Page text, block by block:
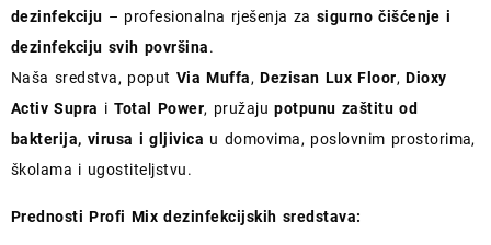
dezinfekciju – profesionalna rješenja za sigurno čišćenje i
dezinfekciju svih površina.
Naša sredstva, poput Via Muffa,Dezisan Lux Floor,Dioxy
Activ Supra i Total Power, pružajupotpunu zaštitu od
bakterija, virusa i gljivica u domovima, poslovnim prostorima,
školama i ugostiteljstvu.
Prednosti Profi Mix dezinfekcijskih sredstava: